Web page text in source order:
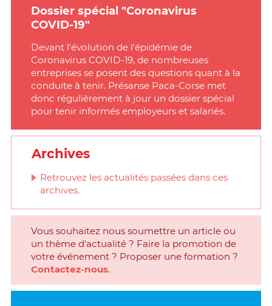
Dossier spécial "Coronavirus
COVID-19"
Devant l'évolution de l'épidémie de
Coronavirus COVID-19, de nombreuses
entreprises se posent des questions quant à la
conduite à tenir. Présanse Paca-Corse met
donc régulièrement à jour un dossier spécial
pour tenir informés employeurs et salariés.
Archives
Retrouvez les actualités passées dans ces
archives.
Vous souhaitez nous soumettre un article ou
un thème d'actualité ? Faire la promotion de
votre événement ? Proposer une formation ?
Contactez-nous.